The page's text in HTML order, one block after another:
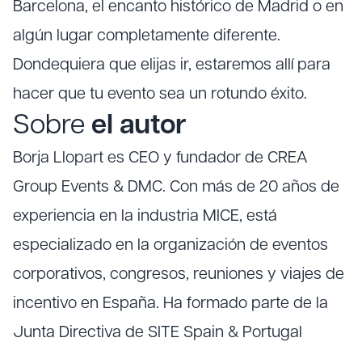
Barcelona, el encanto histórico de Madrid o en
algún lugar completamente diferente.
Dondequiera que elijas ir, estaremos allí para
hacer que tu evento sea un rotundo éxito.
Sobre el autor
Borja Llopart es CEO y fundador de CREA
Group Events & DMC. Con más de 20 años de
experiencia en la industria MICE, está
especializado en la organización de eventos
corporativos, congresos, reuniones y viajes de
incentivo en España. Ha formado parte de la
Junta Directiva de SITE Spain & Portugal